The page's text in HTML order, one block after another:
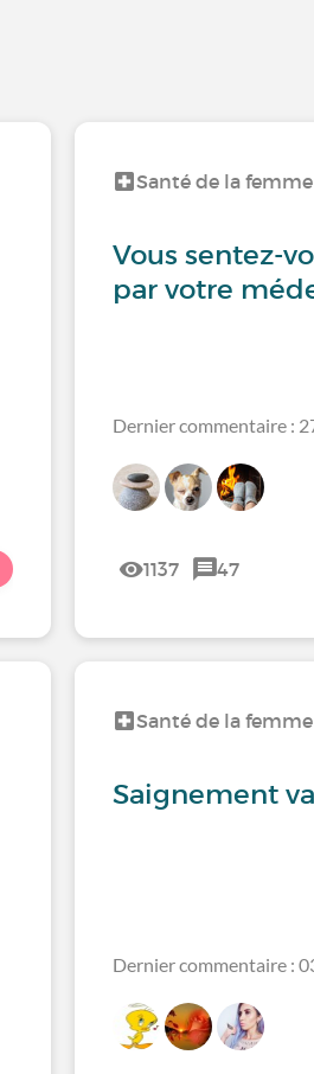
Santé de la femme
Vous sentez-
par votre
Dernier commentaire :
1137 47
Santé de la femme
Saignement
Dernier commentaire :